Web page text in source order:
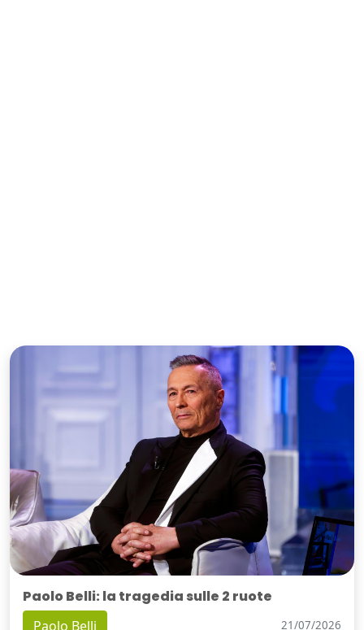
Paolo Belli: la tragedia sulle 2 ruote
Paolo Belli 21/07/2026